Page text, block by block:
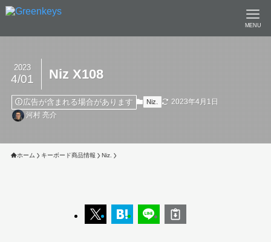
MENU
Niz X108
2023
4/01
広告が含まれる場合があります Niz.
2023年4月1日
河村 亮介
ホーム キーボード商品情報 Niz.